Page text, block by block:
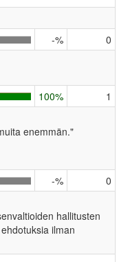
-%
0
100%
1
enemmän."
-%
0
hallitusten
ilman